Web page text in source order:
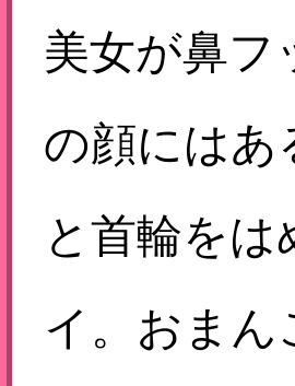
美女が鼻フ
の顔にはあ
と首輪を
イ。おま